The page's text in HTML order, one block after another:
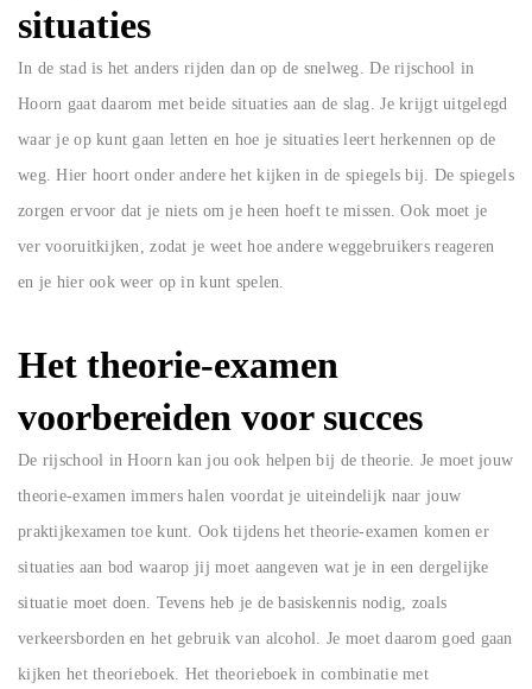
situaties
In de stad is het anders rijden dan op de snelweg. De rijschool in
Hoorn gaat daarom met beide situaties aan de slag. Je krijgt uitgelegd
waar je op kunt gaan letten en hoe je situaties leert herkennen op de
weg. Hier hoort onder andere het kijken in de spiegels bij. De spiegels
zorgen ervoor dat je niets om je heen hoeft te missen. Ook moet je
ver vooruitkijken, zodat je weet hoe andere weggebruikers reageren
en je hier ook weer op in kunt spelen.
Het theorie-examen
voorbereiden voor succes
De rijschool in Hoorn kan jou ook helpen bij de theorie. Je moet jouw
theorie-examen immers halen voordat je uiteindelijk naar jouw
praktijkexamen toe kunt. Ook tijdens het theorie-examen komen er
situaties aan bod waarop jij moet aangeven wat je in een dergelijke
situatie moet doen. Tevens heb je de basiskennis nodig, zoals
verkeersborden en het gebruik van alcohol. Je moet daarom goed gaan
kijken het theorieboek. Het theorieboek in combinatie met